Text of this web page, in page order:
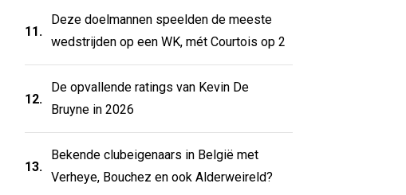
11.
Deze doelmannen speelden de meeste
wedstrijden op een WK, mét Courtois op 2
12.
De opvallende ratings van Kevin De
Bruyne in 2026
13.
Bekende clubeigenaars in België met
Verheye, Bouchez en ook Alderweireld?